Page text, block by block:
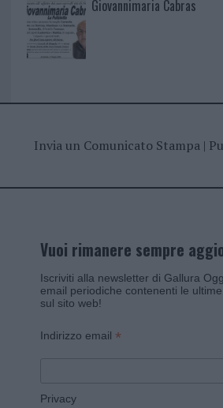
Giovannimaria Cabras
Invia un Comunicato Stampa|
Vuoi rimanere sempre
Iscriviti alla newsletter di Gallura
email periodiche contenenti le
sul sito web!
Indirizzo email *
Privacy